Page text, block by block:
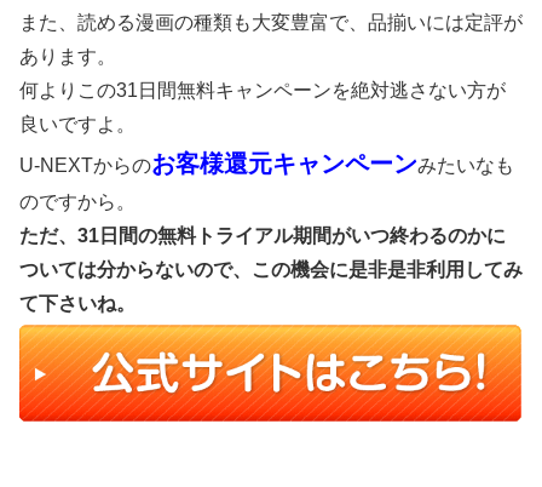
また、読める漫画の種類も大変豊富で、品揃いには定評が
あります。
何よりこの31日間無料キャンペーンを絶対逃さない方が
良いですよ。
U-NEXTからのお客様還元キャンペーンみたいなも
のですから。
ただ、31日間の無料トライアル期間がいつ終わるのかに
ついては分からないので、この機会に是非是非利用してみ
て下さいね。